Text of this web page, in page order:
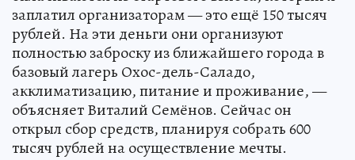
заплатил организаторам — это ещё 150 тысяч
рублей. На эти деньги они организуют
полностью заброску из ближайшего города в
базовый лагерь Охос-дель-Саладо,
акклиматизацию, питание и проживание, —
объясняет Виталий Семёнов. Сейчас он
открыл сбор средств, планируя собрать 600
тысяч рублей на осуществление мечты.